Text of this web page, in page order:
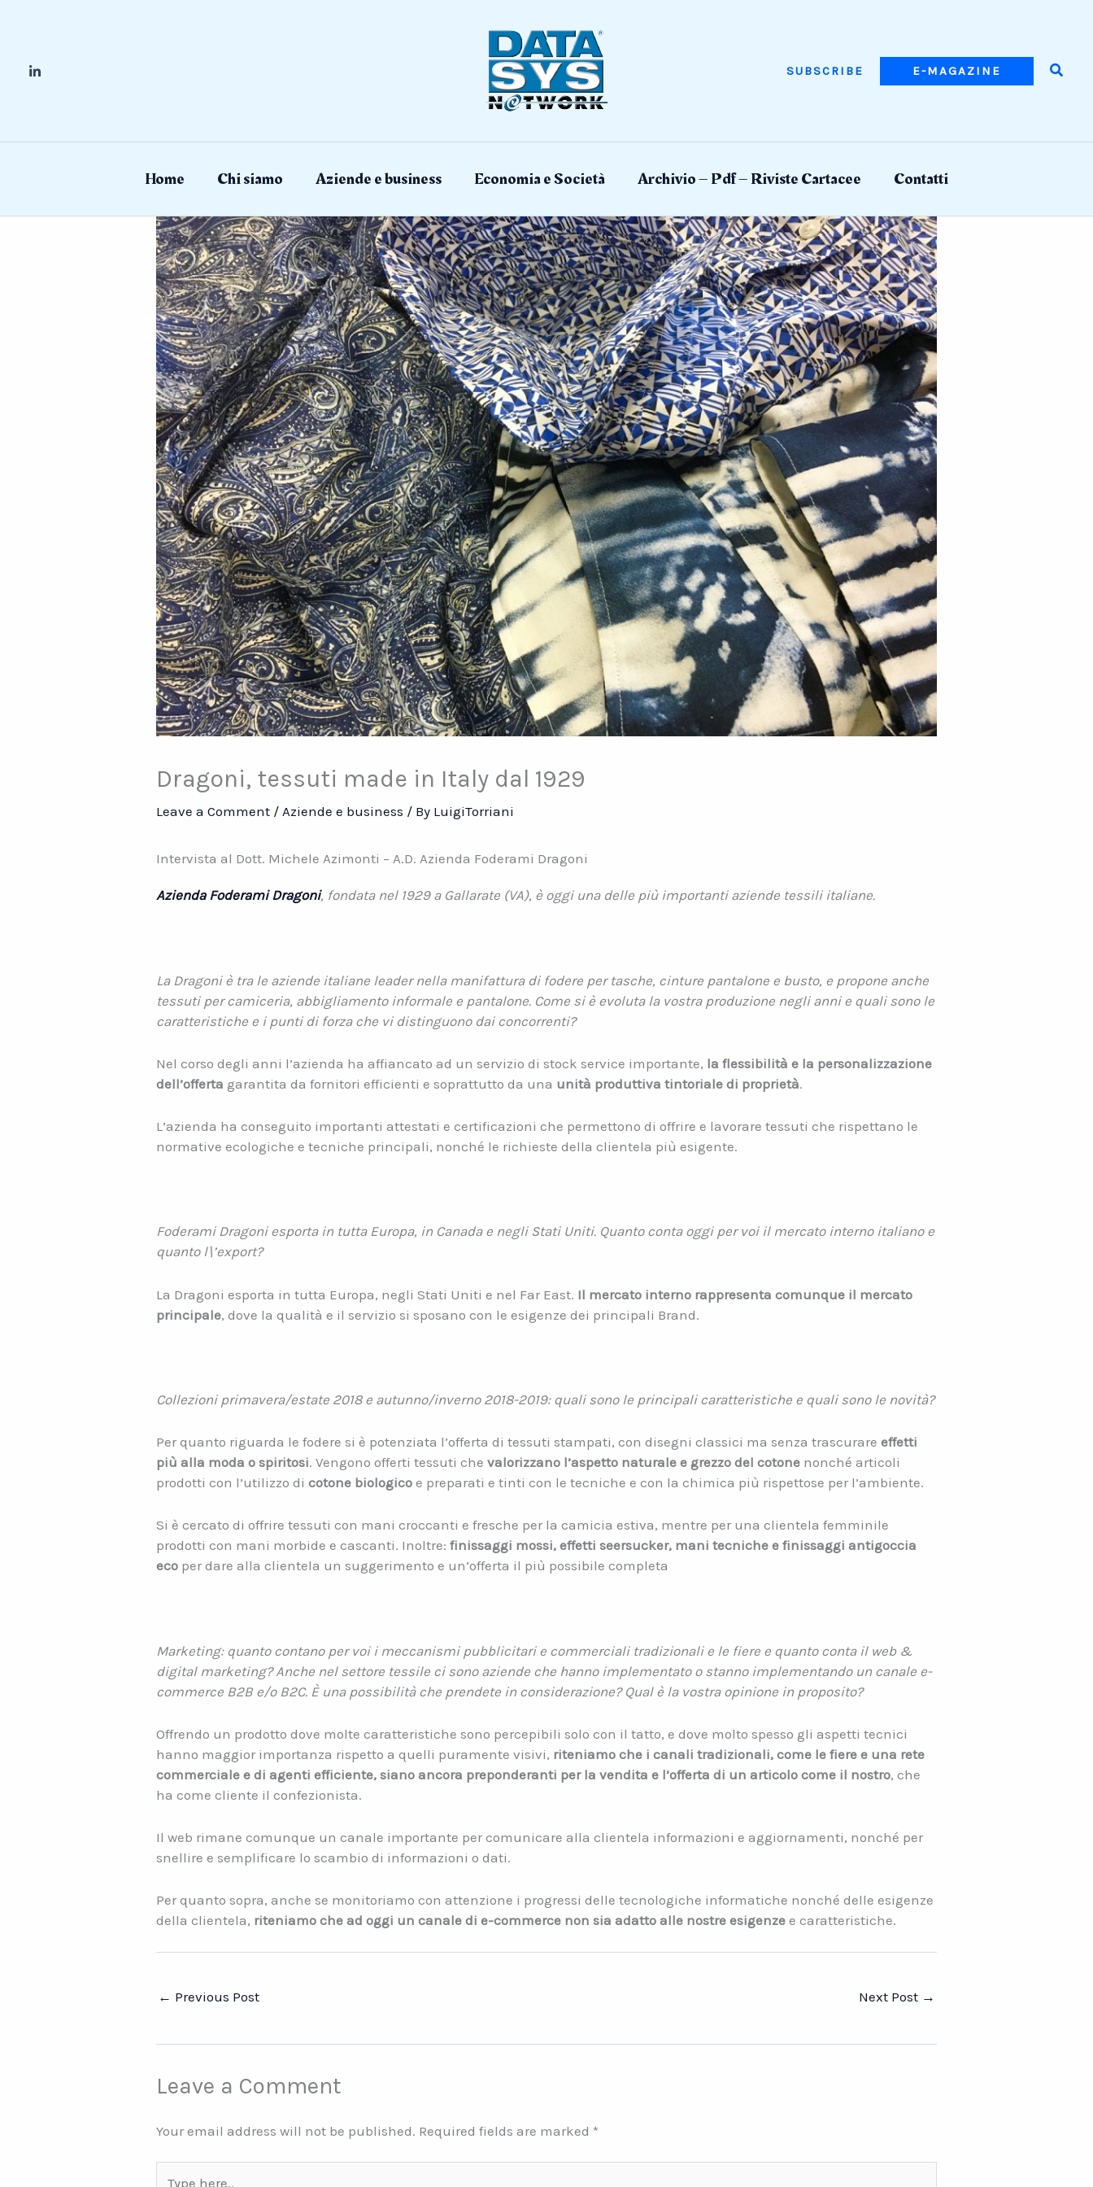
SUBSCRIBE E-MAGAZINE
Home Chi siamo Aziende e business Economia e Società Archivio – Pdf – Riviste Cartacee Contatti
Dragoni, tessuti made in Italy dal 1929
Leave a Comment / Aziende e business / By LuigiTorriani
Intervista al Dott. Michele Azimonti – A.D. Azienda Foderami Dragoni
Azienda Foderami Dragoni, fondata nel 1929 a Gallarate (VA), è oggi una delle più importanti aziende tessili italiane.
La Dragoni è tra le aziende italiane leader nella manifattura di fodere per tasche, cinture pantalone e busto, e propone anche
tessuti per camiceria, abbigliamento informale e pantalone. Come si è evoluta la vostra produzione negli anni e quali sono le
caratteristiche e i punti di forza che vi distinguono dai concorrenti?
Nel corso degli anni l’azienda ha affiancato ad un servizio di stock service importante, la flessibilità e la personalizzazione
dell’offerta garantita da fornitori efficienti e soprattutto da una unità produttiva tintoriale di proprietà.
L’azienda ha conseguito importanti attestati e certificazioni che permettono di offrire e lavorare tessuti che rispettano le
normative ecologiche e tecniche principali, nonché le richieste della clientela più esigente.
Foderami Dragoni esporta in tutta Europa, in Canada e negli Stati Uniti. Quanto conta oggi per voi il mercato interno italiano e
quanto l\’export?
La Dragoni esporta in tutta Europa, negli Stati Uniti e nel Far East. Il mercato interno rappresenta comunque il mercato
principale, dove la qualità e il servizio si sposano con le esigenze dei principali Brand.
Collezioni primavera/estate 2018 e autunno/inverno 2018-2019: quali sono le principali caratteristiche e quali sono le novità?
Per quanto riguarda le fodere si è potenziata l’offerta di tessuti stampati, con disegni classici ma senza trascurare effetti
più alla moda o spiritosi. Vengono offerti tessuti che valorizzano l’aspetto naturale e grezzo del cotone nonché articoli
prodotti con l’utilizzo di cotone biologico e preparati e tinti con le tecniche e con la chimica più rispettose per l’ambiente.
Si è cercato di offrire tessuti con mani croccanti e fresche per la camicia estiva, mentre per una clientela femminile
prodotti con mani morbide e cascanti. Inoltre: finissaggi mossi, effetti seersucker, mani tecniche e finissaggi antigoccia
eco per dare alla clientela un suggerimento e un’offerta il più possibile completa
Marketing: quanto contano per voi i meccanismi pubblicitari e commerciali tradizionali e le fiere e quanto conta il web &
digital marketing? Anche nel settore tessile ci sono aziende che hanno implementato o stanno implementando un canale e-
commerce B2B e/o B2C. È una possibilità che prendete in considerazione? Qual è la vostra opinione in proposito?
Offrendo un prodotto dove molte caratteristiche sono percepibili solo con il tatto, e dove molto spesso gli aspetti tecnici
hanno maggior importanza rispetto a quelli puramente visivi, riteniamo che i canali tradizionali, come le fiere e una rete
commerciale e di agenti efficiente, siano ancora preponderanti per la vendita e l’offerta di un articolo come il nostro, che
ha come cliente il confezionista.
Il web rimane comunque un canale importante per comunicare alla clientela informazioni e aggiornamenti, nonché per
snellire e semplificare lo scambio di informazioni o dati.
Per quanto sopra, anche se monitoriamo con attenzione i progressi delle tecnologiche informatiche nonché delle esigenze
della clientela, riteniamo che ad oggi un canale di e-commerce non sia adatto alle nostre esigenze e caratteristiche.
← Previous Post Next Post →
Leave a Comment
Your email address will not be published. Required fields are marked *